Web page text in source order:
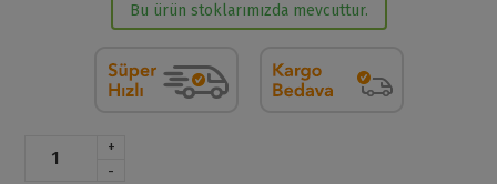
Bu ürün stoklarımızda mevcuttur.
+
-